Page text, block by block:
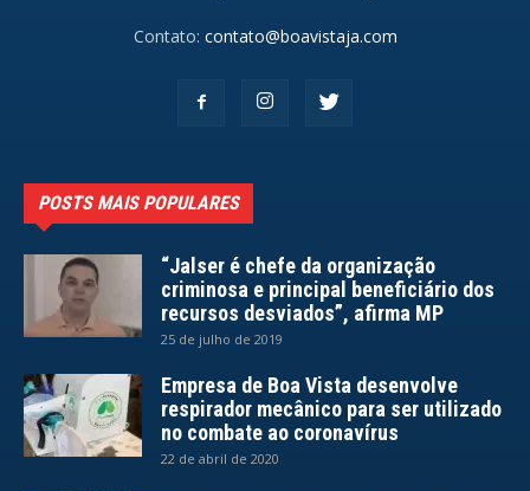
Contato: contato@boavistaja.com
POSTS MAIS POPULARES
“Jalser é chefe da organização
criminosa e principal beneficiário dos
recursos desviados”, afirma MP
25 de julho de 2019
Empresa de Boa Vista desenvolve
respirador mecânico para ser utilizado
no combate ao coronavírus
22 de abril de 2020